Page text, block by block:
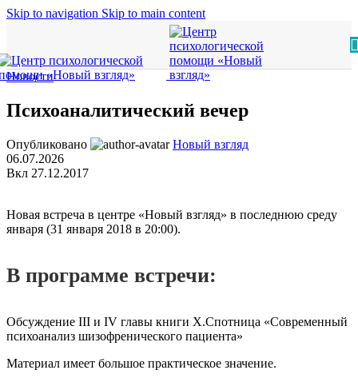
Skip to navigation Skip to main content
Новости
Психоаналитический вечер
Опубликовано
Новый взгляд
06.07.2026
Вкл 27.12.2017
Новая встреча в центре «Новый взгляд» в последнюю среду
января (31 января 2018 в 20:00).
В программе встречи:
Обсуждение III и IV главы книги Х.Спотница «Современный
психоанализ шизофренического пациента»
Материал имеет большое практическое значение.